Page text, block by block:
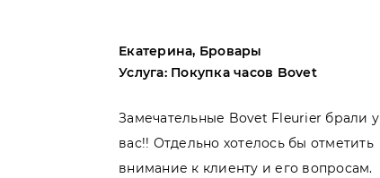
Екатерина, Бровары
Услуга: Покупка часов Bovet
Замечательные Bovet Fleurier брали у
вас!! Отдельно хотелось бы отметить
внимание к клиенту и его вопросам.